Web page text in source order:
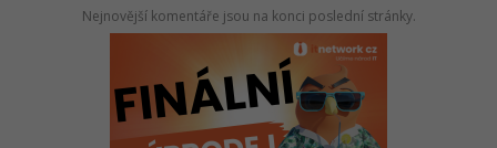
Nejnovější komentáře jsou na konci poslední stránky.